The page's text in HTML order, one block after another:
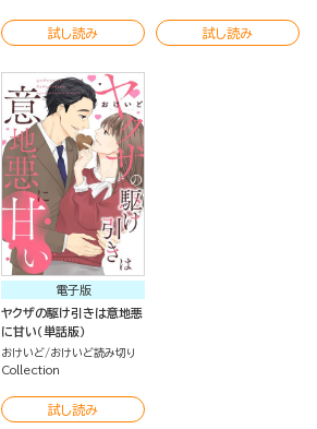
試し読み 試し読み
電子版
ヤクザの駆け引きは意地悪
に甘い（単話版）
おけいど おけいど読み切り
Collection
試し読み